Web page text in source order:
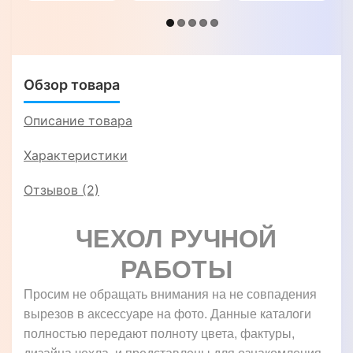
Обзор товара
Описание товара
Характеристики
Отзывов (2)
ЧЕХОЛ РУЧНОЙ
РАБОТЫ
Просим не обращать внимания на не совпадения
вырезов в аксессуаре на фото. Данные каталоги
полностью передают полноту цвета, фактуры,